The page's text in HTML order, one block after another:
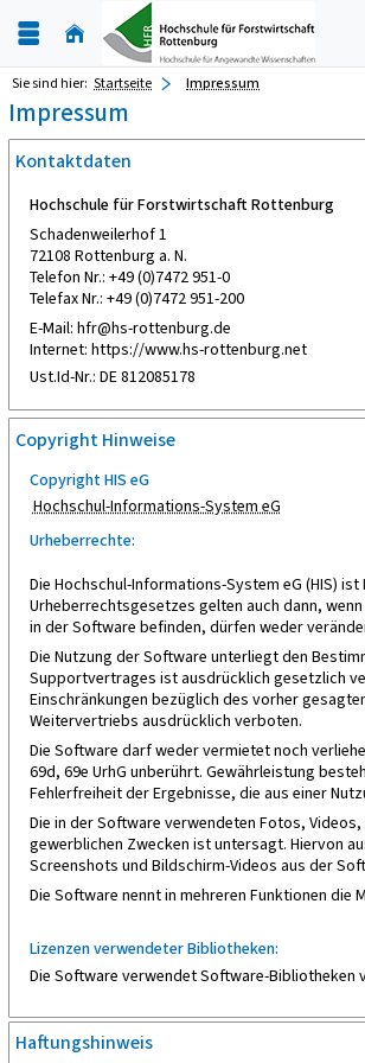
Sie sind hier: Startseite Impressum
Impressum
Kontaktdaten
Hochschule für Forstwirtschaft Rottenburg
Schadenweilerhof 1
72108 Rottenburg a. N.
Telefon Nr.: +49 (0)7472 951-0
Telefax Nr.: +49 (0)7472 951-200
E-Mail: hfr@hs-rottenburg.de
Internet: https://www.hs-rottenburg.net
Ust.Id-Nr.: DE 812085178
Copyright Hinweise
Copyright HIS eG
Hochschul-Informations-System eG
Urheberrechte:
Die Hochschul-Informations-System eG (HIS)
Urheberrechtsgesetzes gelten auch dann,
in der Software befinden, dürfen weder
Die Nutzung der Software unterliegt den
Supportvertrages ist ausdrücklich gesetzlich
Einschränkungen bezüglich des vorher
Weitervertriebs ausdrücklich verboten.
Die Software darf weder vermietet noch
69d, 69e UrhG unberührt. Gewährleistung
Fehlerfreiheit der Ergebnisse, die aus einer
Die in der Software verwendeten Fotos,
gewerblichen Zwecken ist untersagt. Hiervon
Screenshots und Bildschirm-Videos aus der
Die Software nennt in mehreren Funktionen die
Lizenzen verwendeter Bibliotheken:
Die Software verwendet Software-Bibliotheken
Haftungshinweis